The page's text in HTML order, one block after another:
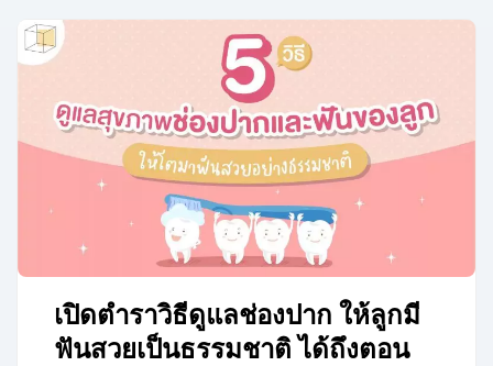
เปิดตำราวิธีดูแลช่องปาก ให้ลูกมี
ฟันสวยเป็นธรรมชาติ ได้ถึงตอน